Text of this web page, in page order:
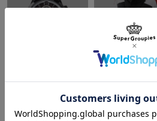
¥30,800 ¥29,480